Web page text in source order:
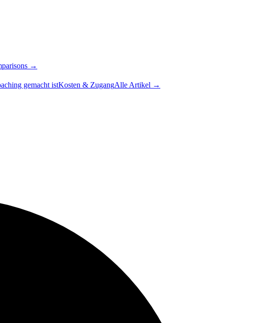
→
gemacht istKosten & ZugangAlle Artikel →